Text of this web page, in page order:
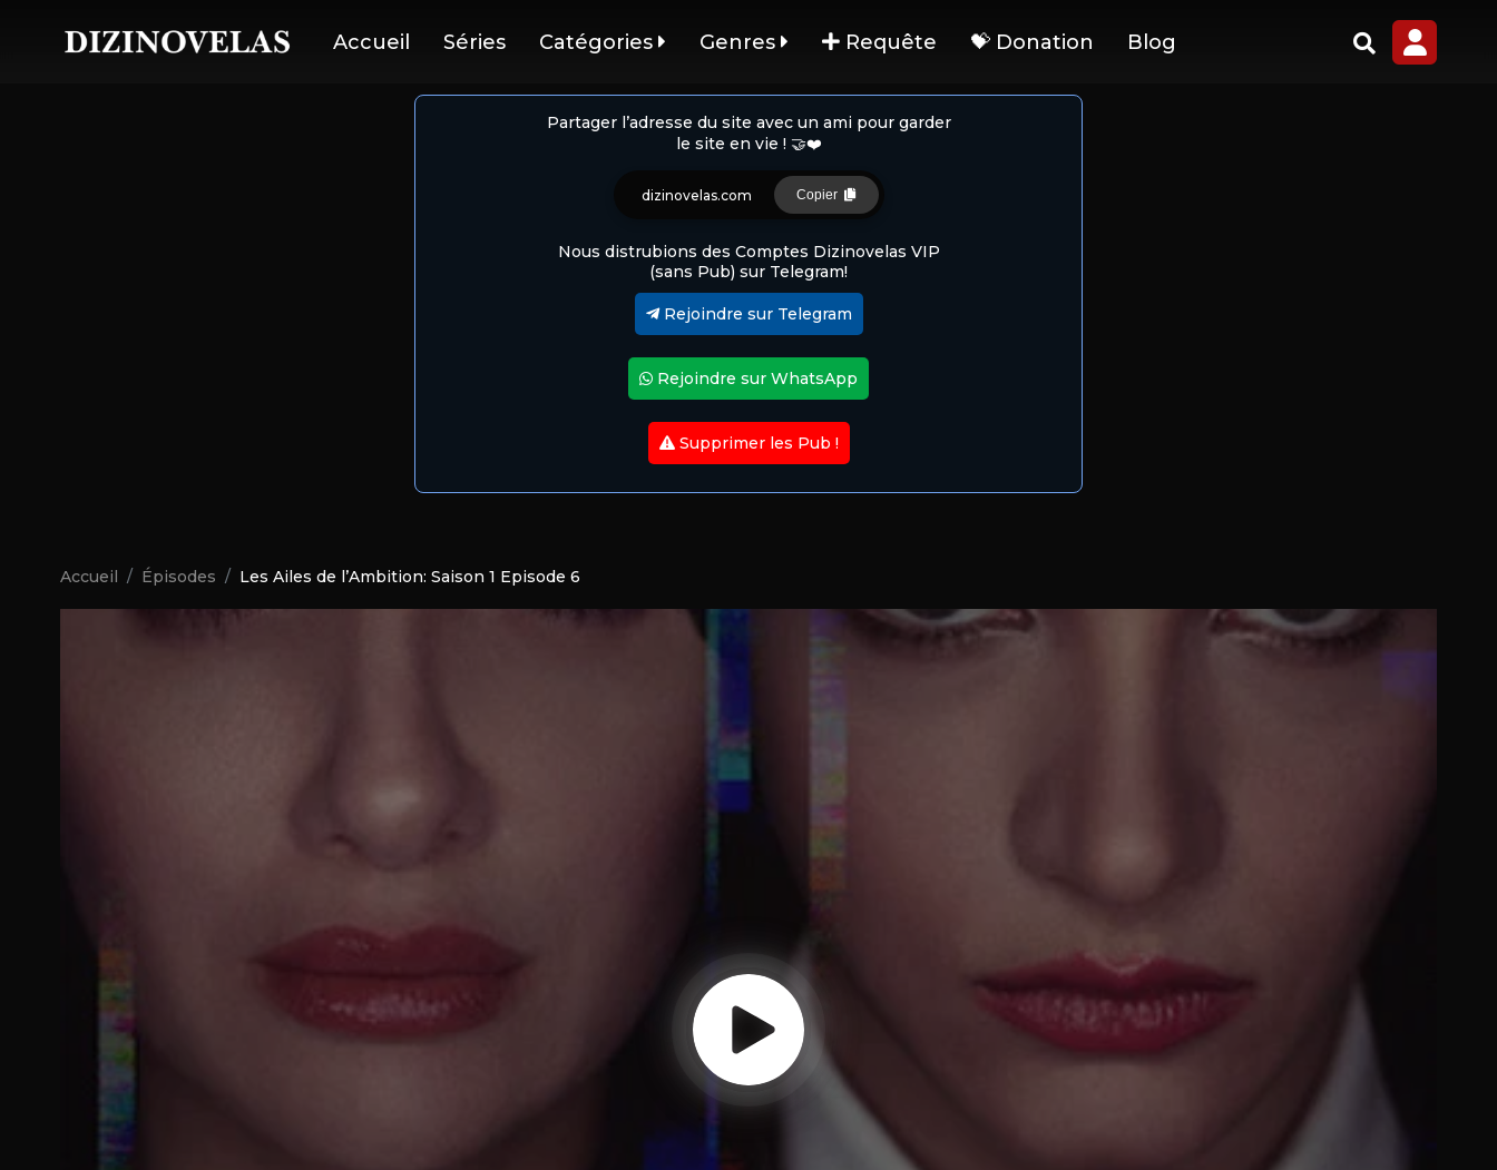
Accueil Séries Catégories Genres Requête 💝 Donation Blog
Partager l’adresse du site avec un ami pour garder
le site en vie ! 🤝❤️
dizinovelas.com Copier
Nous distrubions des Comptes Dizinovelas VIP
(sans Pub) sur Telegram!
Rejoindre sur Telegram
Rejoindre sur WhatsApp
Supprimer les Pub !
Accueil Épisodes Les Ailes de l’Ambition: Saison 1 Episode 6